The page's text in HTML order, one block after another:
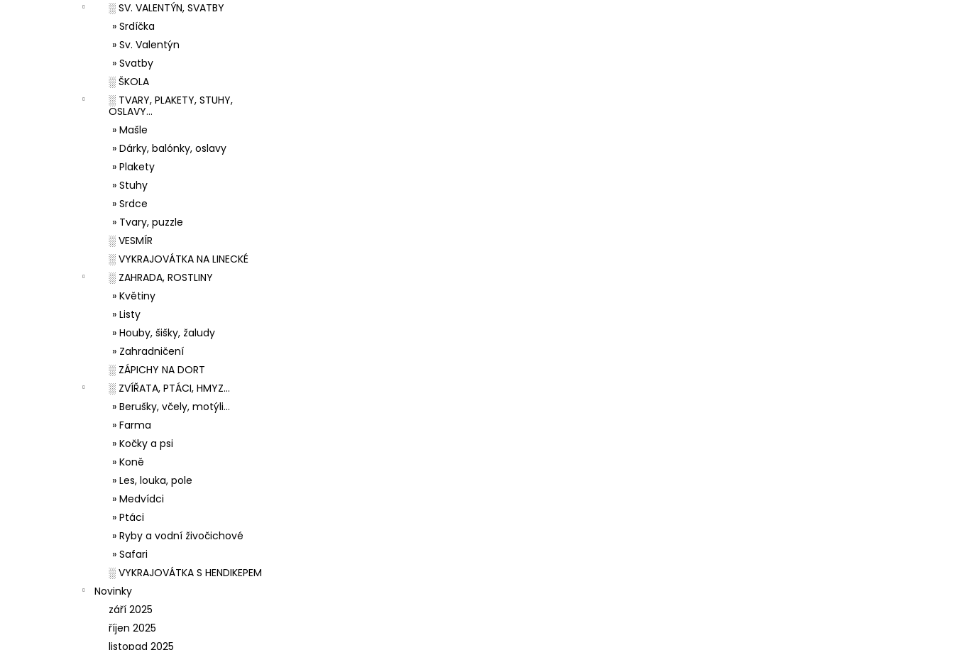
░ SV. VALENTÝN, SVATBY
» Srdíčka
» Sv. Valentýn
» Svatby
░ ŠKOLA
░ TVARY, PLAKETY, STUHY,
OSLAVY...
» Mašle
» Dárky, balónky, oslavy
» Plakety
» Stuhy
» Srdce
» Tvary, puzzle
░ VESMÍR
░ VYKRAJOVÁTKA NA LINECKÉ
░ ZAHRADA, ROSTLINY
» Květiny
» Listy
» Houby, šišky, žaludy
» Zahradničení
░ ZÁPICHY NA DORT
░ ZVÍŘATA, PTÁCI, HMYZ...
» Berušky, včely, motýli...
» Farma
» Kočky a psi
» Koně
» Les, louka, pole
» Medvídci
» Ptáci
» Ryby a vodní živočichové
» Safari
░ VYKRAJOVÁTKA S HENDIKEPEM
Novinky
září 2025
říjen 2025
listopad 2025